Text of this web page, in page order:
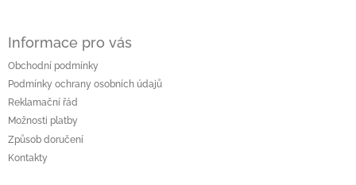
Informace pro vás
Obchodní podmínky
Podmínky ochrany osobních údajů
Reklamační řád
Možnosti platby
Způsob doručení
Kontakty